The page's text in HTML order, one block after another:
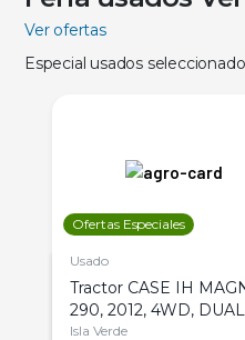
Ver ofertas
Especial usados
Ofertas Especiales
Usado
Tractor CASE IH
290, 2012, 4WD, DUAL
Isla Verde